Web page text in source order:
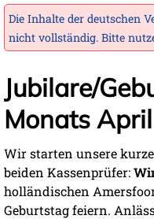
Die Inhalte der deutschen
nicht vollständig. Bitte
Jubilare/
Monats
Wir starten unsere
beiden Kassenprüfer:
holländischen
Geburtstag feiern.